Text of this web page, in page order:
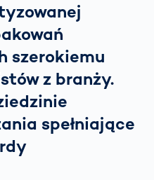
szerokiemu
z branży.
spełniające